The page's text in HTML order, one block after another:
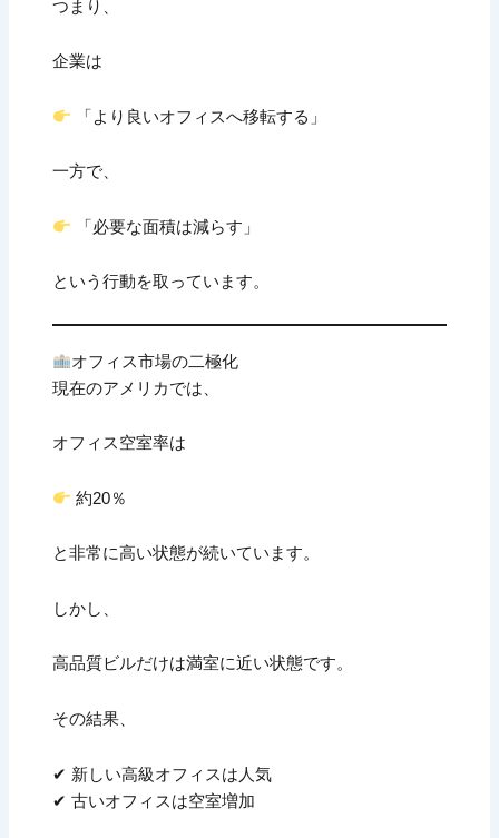
つまり、
企業は
「より良いオフィスへ移転する」
一方で、
「必要な面積は減らす」
という行動を取っています。
オフィス市場の二極化
現在のアメリカでは、
オフィス空室率は
約20％
と非常に高い状態が続いています。
しかし、
高品質ビルだけは満室に近い状態です。
その結果、
✔ 新しい高級オフィスは人気
✔ 古いオフィスは空室増加